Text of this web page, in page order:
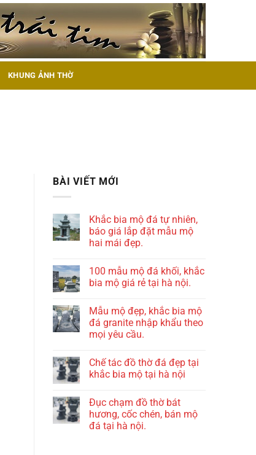
KHUNG ẢNH THỜ
BÀI VIẾT MỚI
Khắc bia mộ đá tự nhiên,
báo giá lắp đặt mẫu mộ
hai mái đẹp.
100 mẫu mộ đá khối, khắc
bia mộ giá rẻ tại hà nội.
Mẫu mộ đẹp, khắc bia mộ
đá granite nhập khẩu theo
mọi yêu cầu.
Chế tác đồ thờ đá đẹp tại
khắc bia mộ tại hà nội
Đục chạm đồ thờ bát
hương, cốc chén, bán mộ
đá tại hà nội.